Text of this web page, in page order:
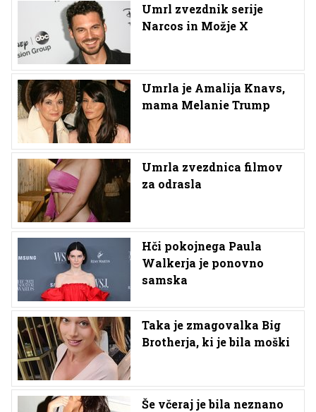
Umrl zvezdnik serije
Narcos in Možje X
Umrla je Amalija Knavs,
mama Melanie Trump
Umrla zvezdnica filmov
za odrasla
Hči pokojnega Paula
Walkerja je ponovno
samska
Taka je zmagovalka Big
Brotherja, ki je bila moški
Še včeraj je bila neznano